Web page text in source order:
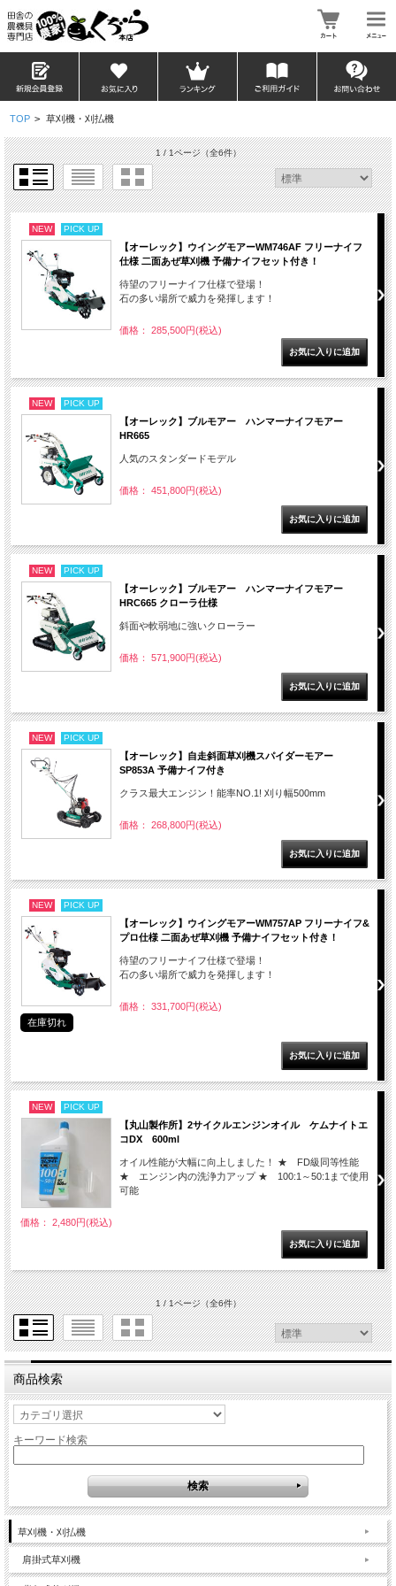
TOP > 草刈機・刈払機
1 / 1ページ（全6件）
NEW PICK UP
【オーレック】ウイングモアーWM746AF フリーナイフ
仕様 二面あぜ草刈機 予備ナイフセット付き！
待望のフリーナイフ仕様で登場！
石の多い場所で威力を発揮します！
価格： 285,500円(税込)
NEW PICK UP
【オーレック】ブルモアー ハンマーナイフモアー
HR665
人気のスタンダードモデル
価格： 451,800円(税込)
NEW PICK UP
【オーレック】ブルモアー ハンマーナイフモアー
HRC665 クローラ仕様
斜面や軟弱地に強いクローラー
価格： 571,900円(税込)
NEW PICK UP
【オーレック】自走斜面草刈機スパイダーモアー
SP853A 予備ナイフ付き
クラス最大エンジン！能率NO.1! 刈り幅500mm
価格： 268,800円(税込)
NEW PICK UP
【オーレック】ウイングモアーWM757AP フリーナイフ&
プロ仕様 二面あぜ草刈機 予備ナイフセット付き！
待望のフリーナイフ仕様で登場！
石の多い場所で威力を発揮します！
価格： 331,700円(税込)
在庫切れ
NEW PICK UP
【丸山製作所】2サイクルエンジンオイル ケムナイトエ
コDX 600ml
オイル性能が大幅に向上しました！ ★ FD級同等性能
★ エンジン内の洗浄力アップ ★ 100:1～50:1まで使用
可能
価格： 2,480円(税込)
1 / 1ページ（全6件）
商品検索
キーワード検索
草刈機・刈払機
肩掛式草刈機